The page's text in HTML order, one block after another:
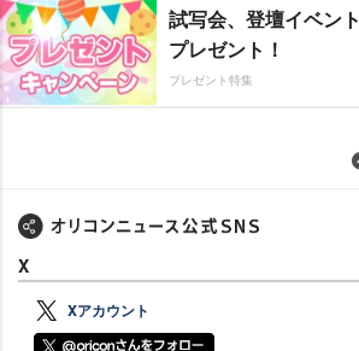
試写会、登壇イベン
プレゼント！
プレゼント特集
X
Xアカウント